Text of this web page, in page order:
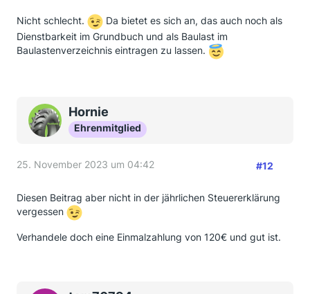
Nicht schlecht.
Da bietet es sich an, das auch noch als
Dienstbarkeit im Grundbuch und als Baulast im
Baulastenverzeichnis eintragen zu lassen.
Hornie
Ehrenmitglied
25. November 2023 um 04:42 #12
Diesen Beitrag aber nicht in der jährlichen Steuererklärung
vergessen
Verhandele doch eine Einmalzahlung von 120€ und gut ist.